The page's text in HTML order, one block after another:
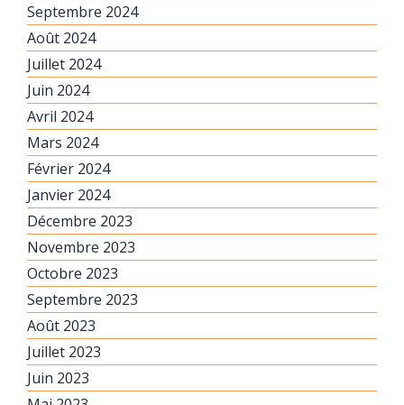
Septembre 2024
Août 2024
Juillet 2024
Juin 2024
Avril 2024
Mars 2024
Février 2024
Janvier 2024
Décembre 2023
Novembre 2023
Octobre 2023
Septembre 2023
Août 2023
Juillet 2023
Juin 2023